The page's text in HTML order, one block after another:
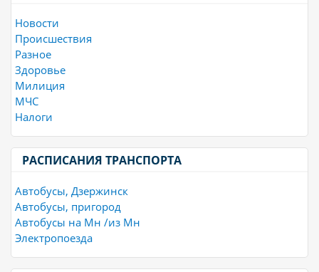
Новости
Происшествия
Разное
Здоровье
Милиция
МЧС
Налоги
РАСПИСАНИЯ ТРАНСПОРТА
Автобусы, Дзержинск
Автобусы, пригород
Автобусы на Мн /из Мн
Электропоезда